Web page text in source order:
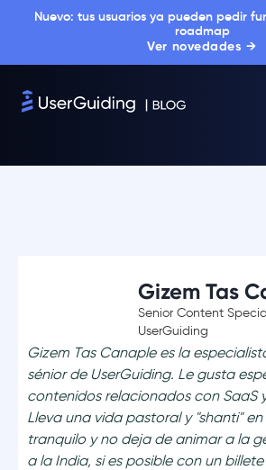
Nuevo: tus usuarios ya pueden pedir
roadmap
Ver novedades →
Gizem Tas
Senior Content
UserGuiding
Gizem Tas Canaple es la
sénior de UserGuiding. Le gusta
contenidos relacionados con SaaS
Lleva una vida pastoral y "shanti"
tranquilo y no deja de animar a la
a la India, si es posible con un